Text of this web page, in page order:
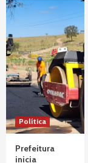
4
da
5
Política
Vale
1
na
Política
Prefeitura
inicia